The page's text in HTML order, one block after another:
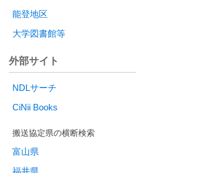
能登地区
大学図書館等
外部サイト
NDLサーチ
CiNii Books
富山県